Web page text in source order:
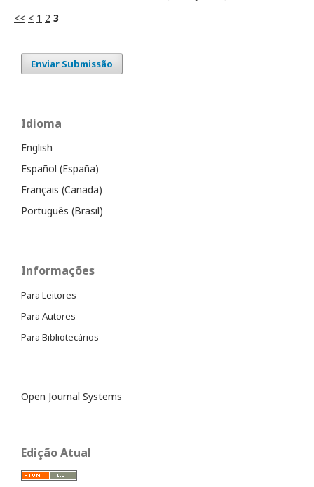
<< < 1 2 3
Enviar Submissão
Idioma
English
Español (España)
Français (Canada)
Português (Brasil)
Informações
Para Leitores
Para Autores
Para Bibliotecários
Open Journal Systems
Edição Atual